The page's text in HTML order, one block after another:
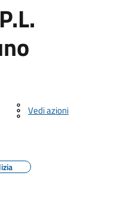
Vedi azioni